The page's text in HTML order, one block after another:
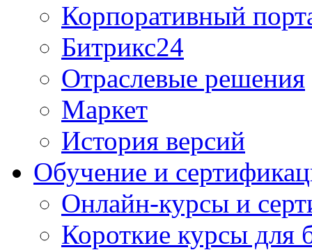
Корпоративный
Битрикс24
Отраслевые решения
Маркет
История версий
Обучение и
Онлайн-курсы и
Короткие курсы для